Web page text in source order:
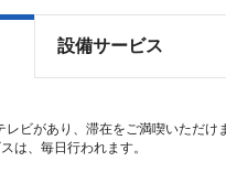
設備サービス
ビがあり、滞在をご満喫いただ
は、毎日行われます。